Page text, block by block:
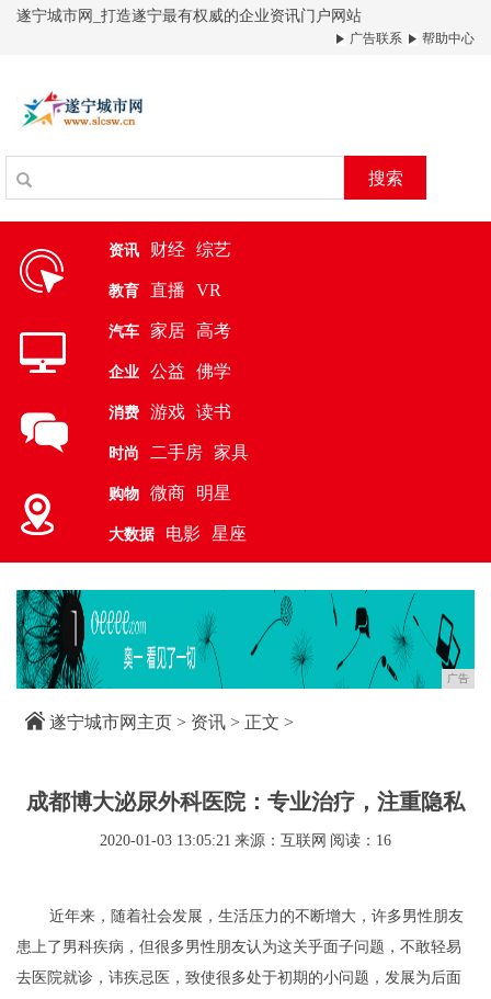
遂宁城市网_打造遂宁最有权威的企业资讯门户网站
广告联系 帮助中心
搜索
资讯 财经 综艺
教育 直播 VR
汽车 家居 高考
企业 公益 佛学
消费 游戏 读书
时尚 二手房 家具
购物 微商 明星
大数据 电影 星座
广告
遂宁城市网主页 > 资讯 > 正文 >
成都博大泌尿外科医院：专业治疗，注重隐私
2020-01-03 13:05:21 来源：互联网 阅读：16
近年来，随着社会发展，生活压力的不断增大，许多男性朋友
患上了男科疾病，但很多男性朋友认为这关乎面子问题，不敢轻易
去医院就诊，讳疾忌医，致使很多处于初期的小问题，发展为后面